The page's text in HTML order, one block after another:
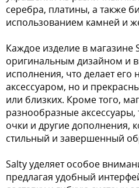
серебра, платины, а также
использованием камней и
Каждое изделие в магазине
оригинальным дизайном и
исполнения, что делает
аксессуаром, но и
или близких. Кроме того,
разнообразные аксессуары,
очки и другие дополнения,
стильный и завершенный
Salty уделяет особое
предлагая удобный